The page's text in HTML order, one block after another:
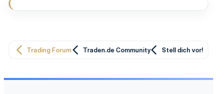
Trading Forum Traden.de Community Stell dich vor!